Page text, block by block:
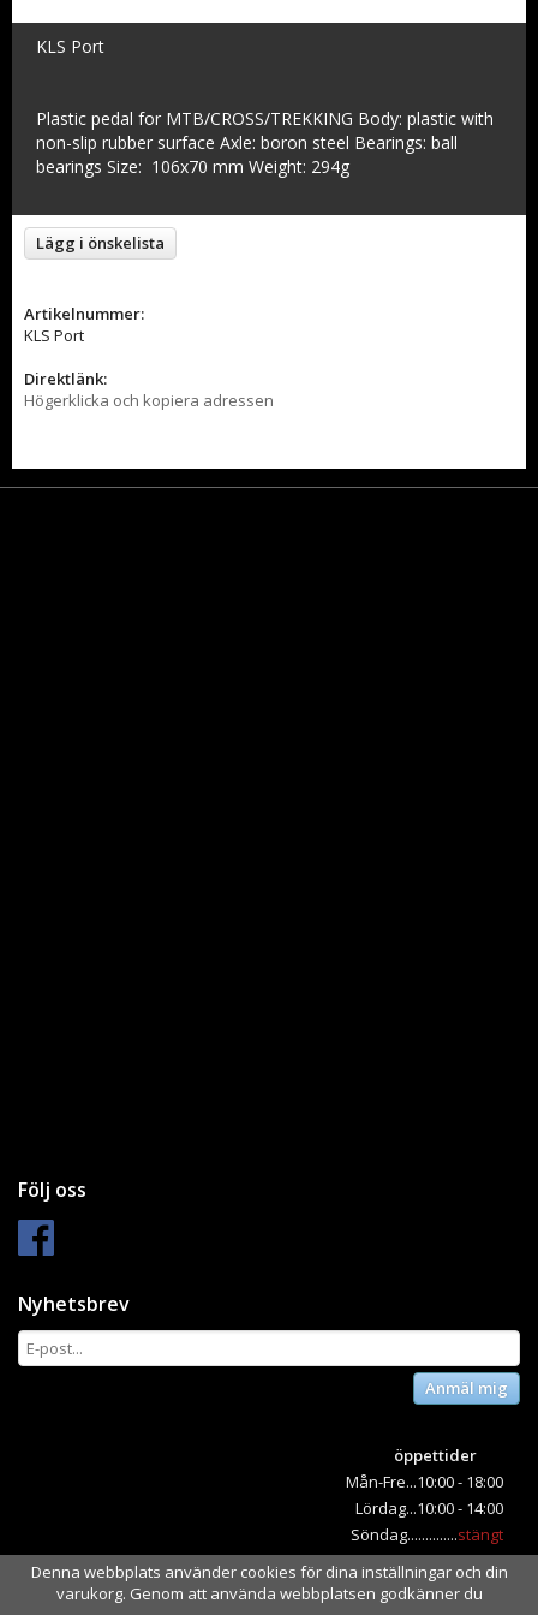
KLS Port
Plastic pedal for MTB/CROSS/TREKKING Body: plastic with
non-slip rubber surface Axle: boron steel Bearings: ball
bearings Size: 106x70 mm Weight: 294g
Lägg i önskelista
Artikelnummer:
KLS Port
Direktlänk:
Högerklicka och kopiera adressen
Följ oss
Nyhetsbrev
Anmäl mig
öppettider
Mån-Fre...10:00 - 18:00
Lördag...10:00 - 14:00
Söndag..............stängt
Denna webbplats använder cookies för dina inställningar och din
varukorg. Genom att använda webbplatsen godkänner du